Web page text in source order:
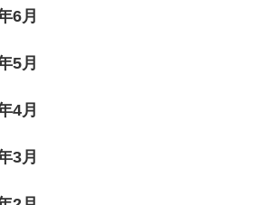
6月
5月
4月
3月